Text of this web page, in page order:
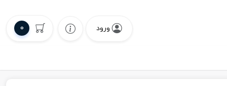
ورود 0